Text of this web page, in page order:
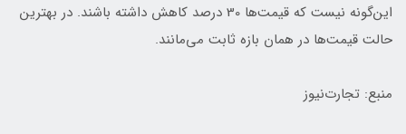
این‌گونه نیست که قیمت‌ها 30 درصد کاهش داشته باشند. در بهترین
حالت قیمت‌ها در همان بازه ثابت می‌مانند.
منبع: تجارت‎‌نیوز